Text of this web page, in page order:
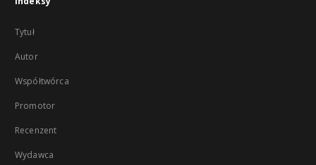
Tytuł
Autor
Współtwórca
Promotor
Recenzent
Wydawca